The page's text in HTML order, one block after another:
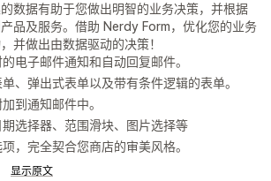
数据有助于您做出明智的业务决策，并根据
品及服务。借助 Nerdy Form，优化您的业务
并做出由数据驱动的决策！
电子邮件通知和自动回复邮件。
、弹出式表单以及带有条件逻辑的表单。
到通知邮件中。
选择器、范围滑块、图片选择等
，完全契合您商店的审美风格。
显示原文